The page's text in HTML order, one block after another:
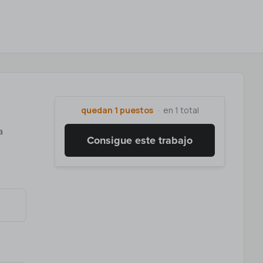
quedan 1 puestos en 1 total
Consigue este trabajo